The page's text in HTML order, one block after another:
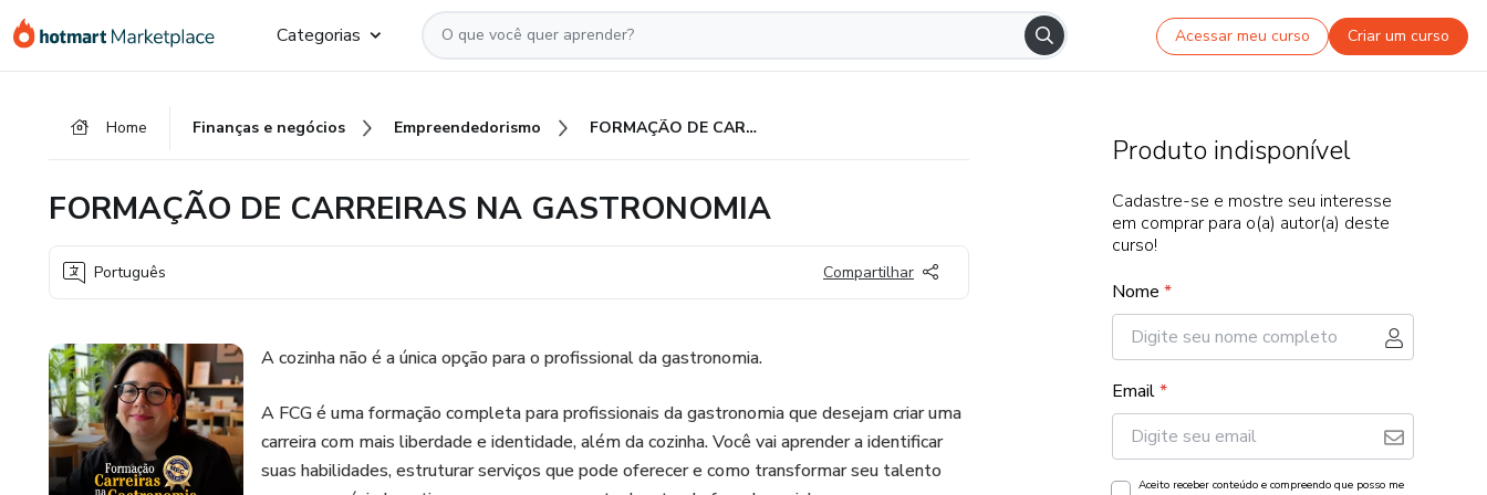
para
para
para
Categorias Acessar meu curso Criar um curso
Home Finanças e negócios Empreendedorismo FORMAÇÃO DE CARREIRAS NA GASTRONOMIA
FORMAÇÃO DE CARREIRAS NA GASTRONOMIA
Português Compartilhar
A cozinha não é a única opção para o profissional da gastronomia.
A FCG é uma formação completa para profissionais da gastronomia que desejam criar uma
carreira com mais liberdade e identidade, além da cozinha. Você vai aprender a identificar
suas habilidades, estruturar serviços que pode oferecer e como transformar seu talento
Produto indisponível
Cadastre-se e mostre seu interesse
em comprar para o(a) autor(a) deste
curso!
Nome *
Email*
Aceito receber conteúdo e compreendo que posso me